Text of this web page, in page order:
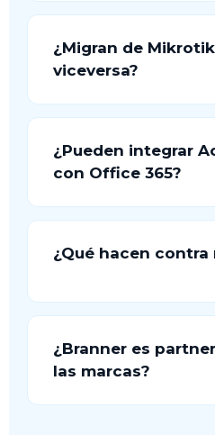
¿Migran de
viceversa?
¿Pueden integrar
con Office 365?
¿Qué hacen contra
¿Branner es
las marcas?